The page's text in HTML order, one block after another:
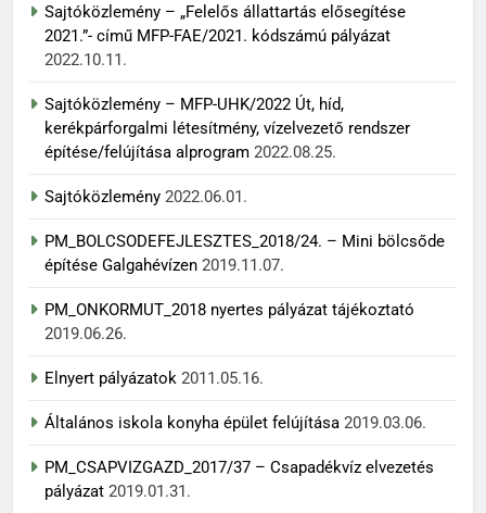
Sajtóközlemény – „Felelős állattartás elősegítése
2021.”- című MFP-FAE/2021. kódszámú pályázat
2022.10.11.
Sajtóközlemény – MFP-UHK/2022 Út, híd,
kerékpárforgalmi létesítmény, vízelvezető rendszer
építése/felújítása alprogram 2022.08.25.
Sajtóközlemény 2022.06.01.
PM_BOLCSODEFEJLESZTES_2018/24. – Mini bölcsőde
építése Galgahévízen 2019.11.07.
PM_ONKORMUT_2018 nyertes pályázat tájékoztató
2019.06.26.
Elnyert pályázatok 2011.05.16.
Általános iskola konyha épület felújítása 2019.03.06.
PM_CSAPVIZGAZD_2017/37 – Csapadékvíz elvezetés
pályázat 2019.01.31.